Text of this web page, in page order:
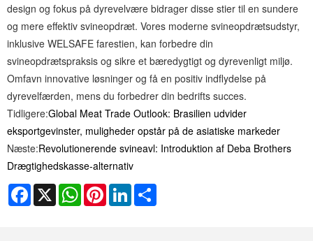
design og fokus på dyrevelvære bidrager disse stier til en sundere
og mere effektiv svineopdræt. Vores moderne svineopdrætsudstyr,
inklusive WELSAFE farestien, kan forbedre din
svineopdrætspraksis og sikre et bæredygtigt og dyrevenligt miljø.
Omfavn innovative løsninger og få en positiv indflydelse på
dyrevelfærden, mens du forbedrer din bedrifts succes.
Tidligere:Global Meat Trade Outlook: Brasilien udvider
eksportgevinster, muligheder opstår på de asiatiske markeder
Næste:Revolutionerende svineavl: Introduktion af Deba Brothers
Drægtighedskasse-alternativ
Facebook
X WhatsAppPinterestLinkedIn